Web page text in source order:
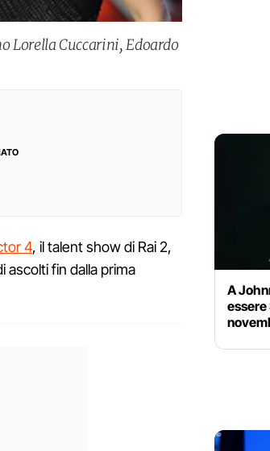
Lorella Cuccarini, Edoardo
4, il talent show di Rai 2,
ascolti fin dalla prima
A
essere